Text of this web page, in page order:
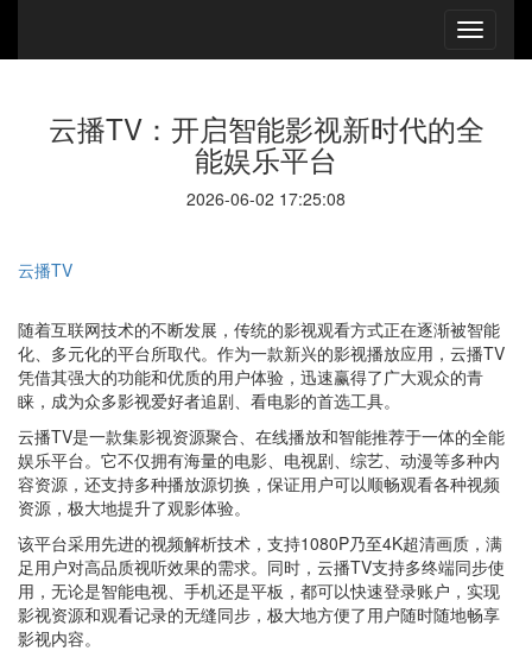
云播TV：开启智能影视新时代的全
能娱乐平台
2026-06-02 17:25:08
云播TV
随着互联网技术的不断发展，传统的影视观看方式正在逐渐被智能
化、多元化的平台所取代。作为一款新兴的影视播放应用，云播TV
凭借其强大的功能和优质的用户体验，迅速赢得了广大观众的青
睐，成为众多影视爱好者追剧、看电影的首选工具。
云播TV是一款集影视资源聚合、在线播放和智能推荐于一体的全能
娱乐平台。它不仅拥有海量的电影、电视剧、综艺、动漫等多种内
容资源，还支持多种播放源切换，保证用户可以顺畅观看各种视频
资源，极大地提升了观影体验。
该平台采用先进的视频解析技术，支持1080P乃至4K超清画质，满
足用户对高品质视听效果的需求。同时，云播TV支持多终端同步使
用，无论是智能电视、手机还是平板，都可以快速登录账户，实现
影视资源和观看记录的无缝同步，极大地方便了用户随时随地畅享
影视内容。